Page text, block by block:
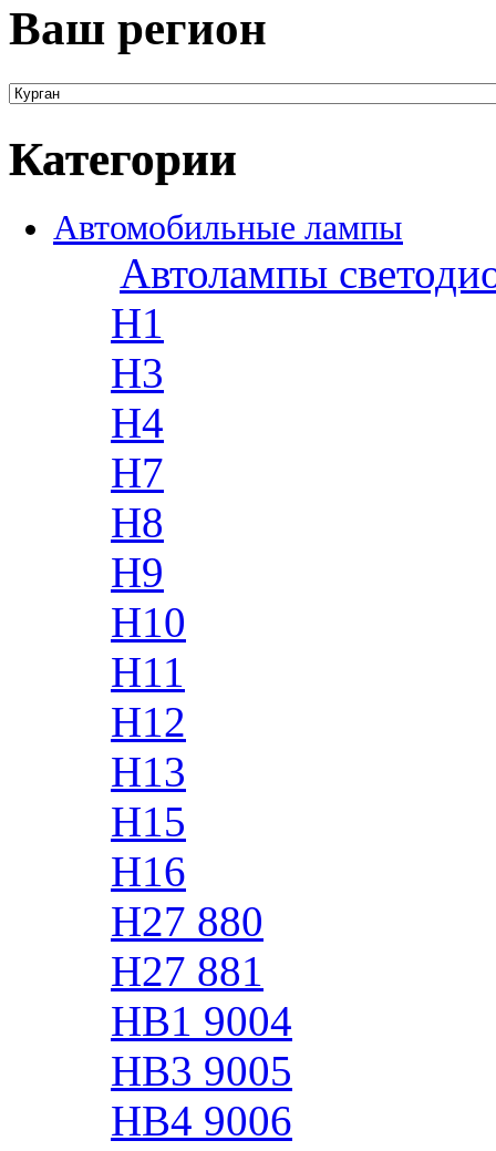
Ваш регион
Категории
Автомобильные лампы
Автолампы
H1
H3
H4
H7
H8
H9
H10
H11
H12
H13
H15
H16
H27 880
H27 881
HB1 9004
HB3 9005
HB4 9006